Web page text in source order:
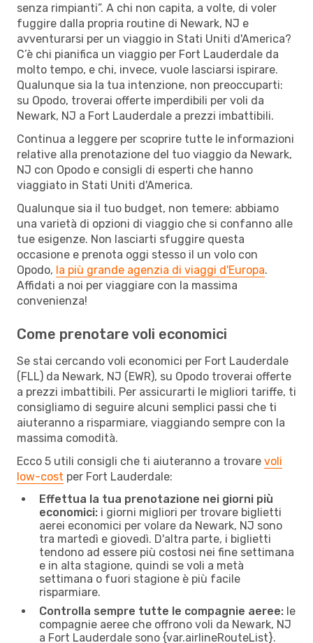
senza rimpianti”. A chi non capita, a volte, di voler
fuggire dalla propria routine di Newark, NJ e
avventurarsi per un viaggio in Stati Uniti d'America?
C’è chi pianifica un viaggio per Fort Lauderdale da
molto tempo, e chi, invece, vuole lasciarsi ispirare.
Qualunque sia la tua intenzione, non preoccuparti:
su Opodo, troverai offerte imperdibili per voli da
Newark, NJ a Fort Lauderdale a prezzi imbattibili.
Continua a leggere per scoprire tutte le informazioni
relative alla prenotazione del tuo viaggio da Newark,
NJ con Opodo e consigli di esperti che hanno
viaggiato in Stati Uniti d'America.
Qualunque sia il tuo budget, non temere: abbiamo
una varietà di opzioni di viaggio che si confanno alle
tue esigenze. Non lasciarti sfuggire questa
occasione e prenota oggi stesso il un volo con
Opodo, la più grande agenzia di viaggi d'Europa.
Affidati a noi per viaggiare con la massima
convenienza!
Come prenotare voli economici
Se stai cercando voli economici per Fort Lauderdale
(FLL) da Newark, NJ (EWR), su Opodo troverai offerte
a prezzi imbattibili. Per assicurarti le migliori tariffe, ti
consigliamo di seguire alcuni semplici passi che ti
aiuteranno a risparmiare, viaggiando sempre con la
massima comodità.
Ecco 5 utili consigli che ti aiuteranno a trovare voli
low-cost per Fort Lauderdale:
Effettua la tua prenotazione nei giorni più
economici: i giorni migliori per trovare biglietti
aerei economici per volare da Newark, NJ sono
tra martedì e giovedì. D'altra parte, i biglietti
tendono ad essere più costosi nei fine settimana
e in alta stagione, quindi se voli a metà
settimana o fuori stagione è più facile
risparmiare.
Controlla sempre tutte le compagnie aeree: le
compagnie aeree che offrono voli da Newark, NJ
a Fort Lauderdale sono {​var.airlineRouteList}.